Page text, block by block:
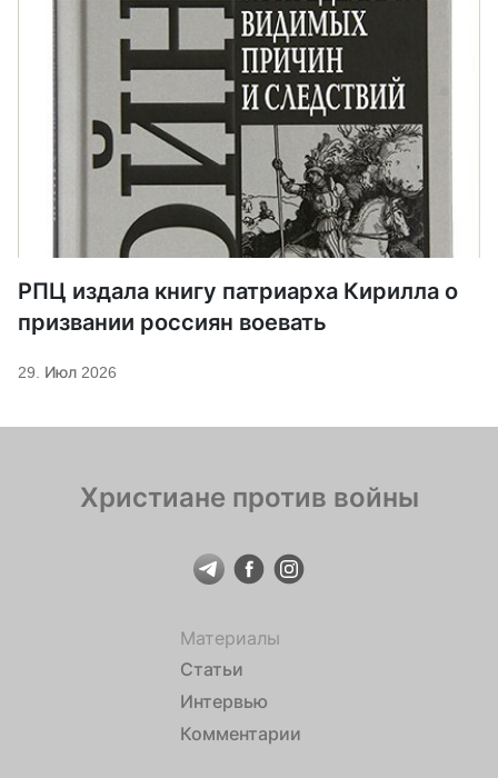
РПЦ издала книгу патриарха Кирилла о
призвании россиян воевать
29. Июл 2026
Христиане против войны
Материалы
Статьи
Интервью
Комментарии